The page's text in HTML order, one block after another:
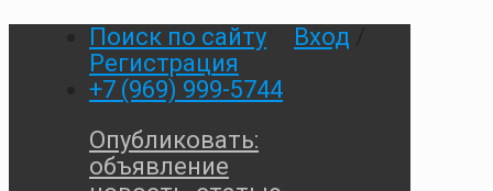
Поиск по сайту Вход
Регистрация
+7 (969) 999-5744
Опубликовать:
объявление